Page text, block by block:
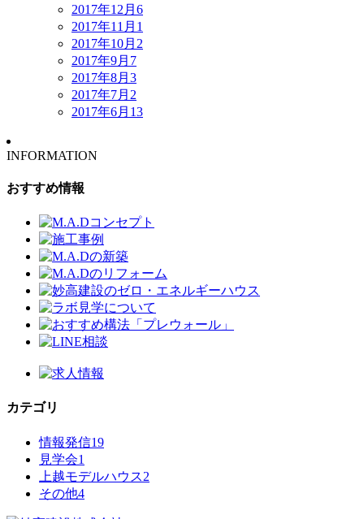
2017年12月 6
2017年11月 1
2017年10月 2
2017年9月 7
2017年8月 3
2017年7月 2
2017年6月 13
INFORMATION
おすすめ情報
カテゴリ
情報発信19
見学会1
上越モデルハウス2
その他4